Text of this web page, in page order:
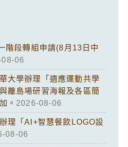
階段轉組申請(8月13日中
06
大學辦理「適應運動共學
離島場研習海報及各區簡
。 2026-08-06
理「AI+智慧餐飲LOGO設
08-06